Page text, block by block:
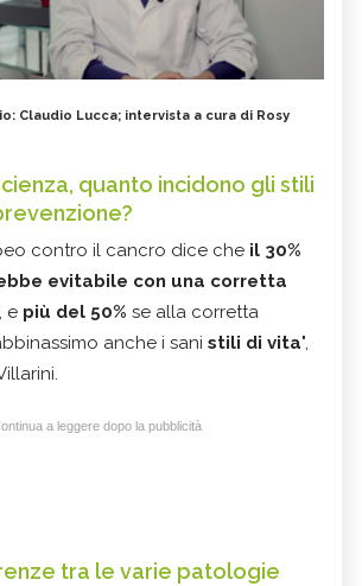
Claudio Lucca; intervista a cura di Rosy
quanto incidono gli stili
contro il cancro dice che il 30%
evitabile con una corretta
, e più del 50% se alla corretta
anche i sani stili di vita",
a leggere dopo la pubblicità
tra le varie patologie